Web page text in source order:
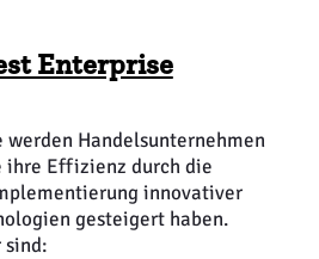
Enterprise
werden Handelsunternehmen
ihre Effizienz durch die
innovativer
gesteigert haben.
sind: